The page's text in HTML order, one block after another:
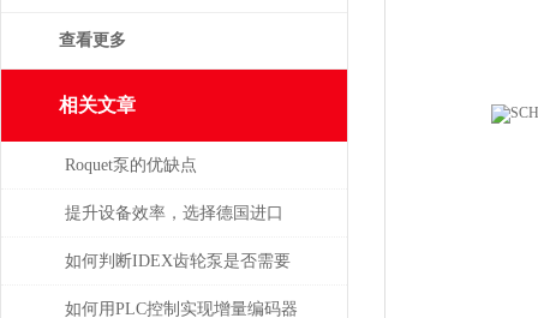
查看更多
相关文章
Roquet泵的优缺点
提升设备效率，选择德国进口
SPECK泵备件
如何判断IDEX齿轮泵是否需要
维修或更换部件？
如何用PLC控制实现增量编码器